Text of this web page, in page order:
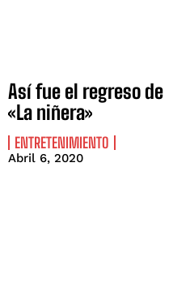
Así fue el regreso de
«La niñera»
ENTRETENIMIENTO
Abril 6, 2020